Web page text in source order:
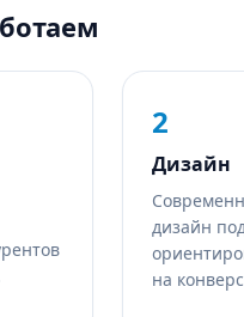
2
Дизайн
дизайн
на